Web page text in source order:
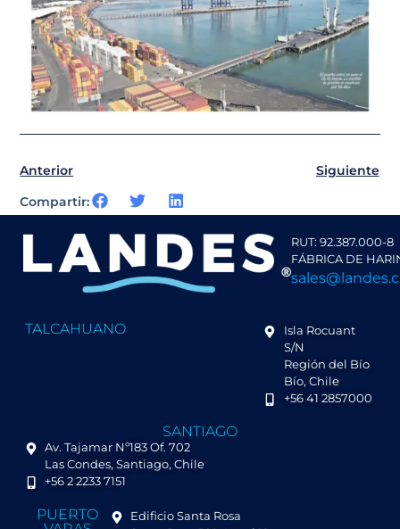
Anterior
Siguiente
Compartir:
RUT: 92.387.000-8
FÁBRICA DE
TALCAHUANO
Isla Rocuant
S/N
Región del Bío
Bío, Chile
+56 41 2857000
SANTIAGO
Av. Tajamar Nº183 Of. 702
Las Condes, Santiago, Chile
+56 2 2233 7151
PUERTO
Edificio Santa Rosa